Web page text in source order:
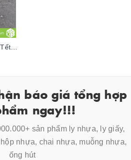
Ly giấy Ming Coffee Mẫu Tết 2024
báo giá tổng hợp
ngay!!!
sản phẩm ly nhựa, ly giấy,
nhựa, chai nhựa, muỗng nhựa,
ống hút